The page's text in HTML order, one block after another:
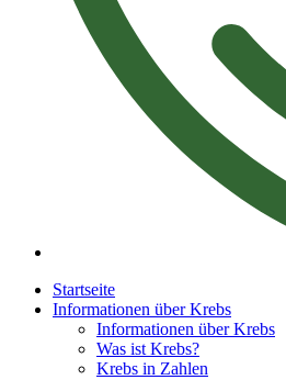
Startseite
Informationen über Krebs
Informationen über Krebs
Was ist Krebs?
Krebs in Zahlen